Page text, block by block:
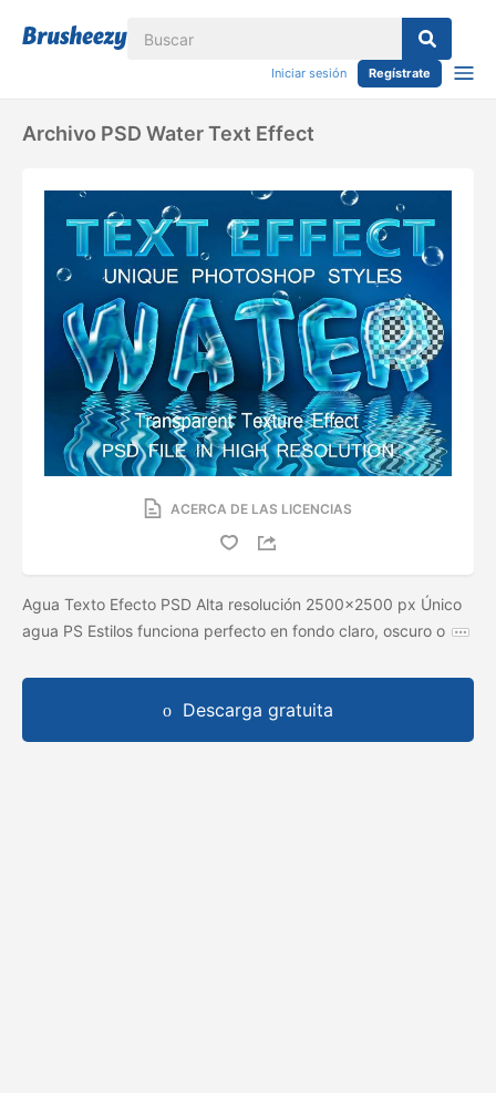
Iniciar sesión Regístrate
Archivo PSD Water Text Effect
ACERCA DE LAS LICENCIAS
Agua Texto Efecto PSD Alta resolución 2500x2500 px Único
agua PS Estilos funciona perfecto en fondo claro, oscuro o
Descarga gratuita